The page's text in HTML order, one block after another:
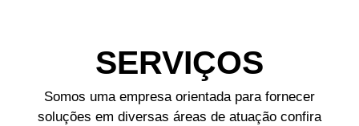
SERVIÇOS
Somos uma empresa orientada para fornecer
soluções em diversas áreas de atuação confira